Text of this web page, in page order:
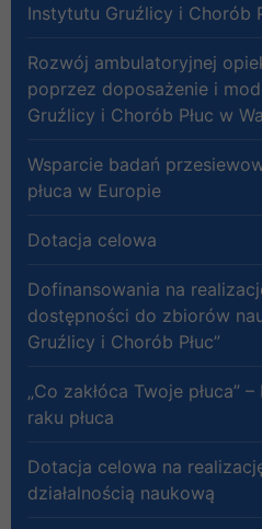
Instytutu Gruźlicy i Chorób
Rozwój ambulatoryjnej
poprzez doposażenie i
Gruźlicy i Chorób Płuc w
Wsparcie badań
płuca w Europie
Dotacja celowa
Dofinansowania na
dostępności do zbiorów
Gruźlicy i Chorób Płuc”
„Co zakłóca Twoje płuca”
raku płuca
Dotacja celowa na
działalnością naukową